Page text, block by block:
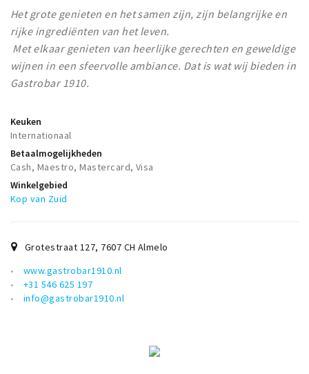
Toeristische routes
Natuurgebieden
Inloggen
Het grote genieten en het samen zijn, zijn belangrijke en
rijke ingrediënten van het leven.
Met elkaar genieten van heerlijke gerechten en geweldige
wijnen in een sfeervolle ambiance. Dat is wat wij bieden in
Gastrobar 1910.
Keuken
Internationaal
Betaalmogelijkheden
Cash, Maestro, Mastercard, Visa
Winkelgebied
Kop van Zuid
Grotestraat 127, 7607 CH Almelo
www.gastrobar1910.nl
+31 546 625 197
info@gastrobar1910.nl